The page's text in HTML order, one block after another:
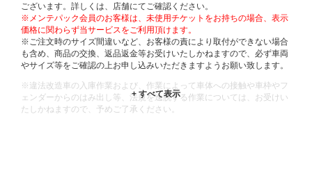
ございます。詳しくは、店舗にてご確認ください。
※メンテパック会員のお客様は、未使用チケットをお持ちの場合、表示
価格に関わらず当サービスをご利用頂けます。
※ご注文時のサイズ間違いなど、お客様の責により取付ができない場合
も含め、商品の交換、返品返金等お受けいたしかねますので、必ず車両
やサイズ等をご確認の上お申し込みいただきますようお願い致します。
※違法改造車の入庫作業および、作業によって車体への接触や車枠やフ
ェンダーからのはみ出し等、法規を逸脱する作業については、お受けい
たしかねますので、予めご了承ください。